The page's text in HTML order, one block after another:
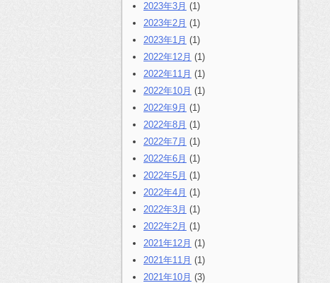
2023年3月 (1)
2023年2月 (1)
2023年1月 (1)
2022年12月 (1)
2022年11月 (1)
2022年10月 (1)
2022年9月 (1)
2022年8月 (1)
2022年7月 (1)
2022年6月 (1)
2022年5月 (1)
2022年4月 (1)
2022年3月 (1)
2022年2月 (1)
2021年12月 (1)
2021年11月 (1)
2021年10月 (3)